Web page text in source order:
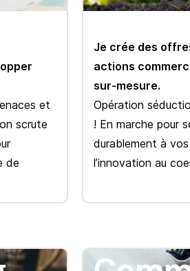
et
scrute
de
Je crée des
actions
sur-mesure.
Opération
! En marche pour
durablement à
l’innovation au